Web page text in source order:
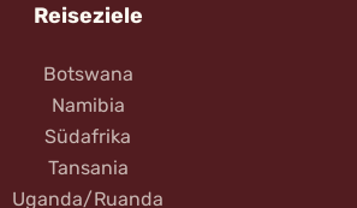
Reiseziele
Botswana
Namibia
Südafrika
Tansania
Uganda/Ruanda